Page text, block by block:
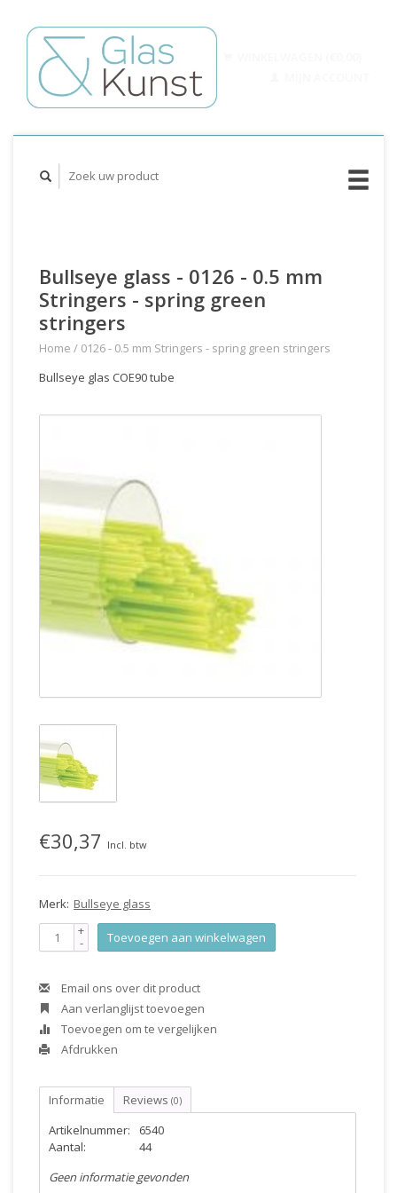
Bullseye glass - 0126 - 0.5 mm
Stringers - spring green
stringers
Home / 0126 - 0.5 mm Stringers - spring green stringers
Bullseye glas COE90 tube
€30,37 Incl. btw
Merk: Bullseye glass
+
- Toevoegen aan winkelwagen
Email ons over dit product
Aan verlanglijst toevoegen
Toevoegen om te vergelijken
Afdrukken
Informatie Reviews (0)
Artikelnummer:
6540
Aantal:
44
Geen informatie gevonden